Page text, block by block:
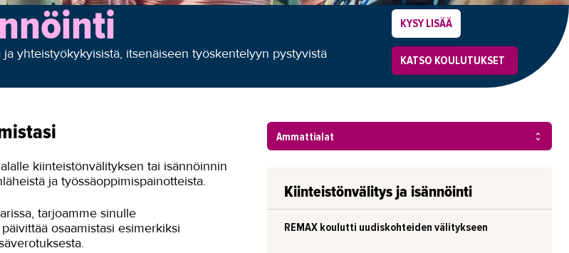
yhteistyökykyisistä, itsenäiseen työskentelyyn pystyvistä
KYSY LISÄÄ
KATSO KOULUTUKSET
kiinteistönvälityksen tai isännöinnin
ja työssäoppimispainotteista.
tarjoamme sinulle
osaamistasi esimerkiksi
Kiinteistönvälitys ja isännöinti
REMAX koulutti uudiskohteiden välitykseen